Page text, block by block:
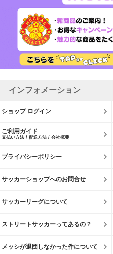
インフォメーション
ショップ ログイン
ご利用ガイド
支払い方法 / 配送方法 / 会社概要
プライバシーポリシー
サッカーショップへのお問合せ
サッカーリーグについて
ストリートサッカーってあるの？
メッシが退団しなかった件について